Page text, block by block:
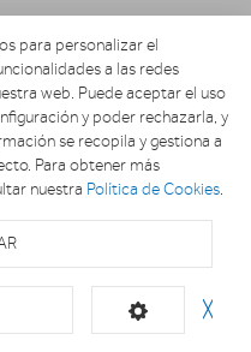
DE LA COCINA
para personalizar el
a las redes
web. Puede aceptar el uso
y poder rechazarla, y
se recopila y gestiona a
Para obtener más
nuestra Política de Cookies.
╳